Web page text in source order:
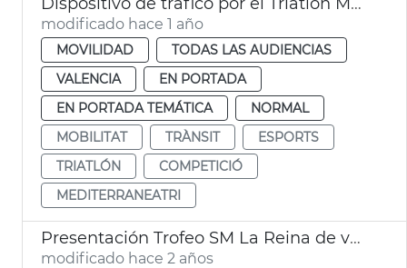
modificado hace 1 año
MOVILIDAD
TODAS LAS AUDIENCIAS
VALENCIA
EN PORTADA
EN PORTADA TEMÁTICA
NORMAL
MOBILITAT
TRÀNSIT
ESPORTS
TRIATLÓN
COMPETICIÓ
MEDITERRANEATRI
Presentación Trofeo SM La Reina de vela
modificado hace 2 años